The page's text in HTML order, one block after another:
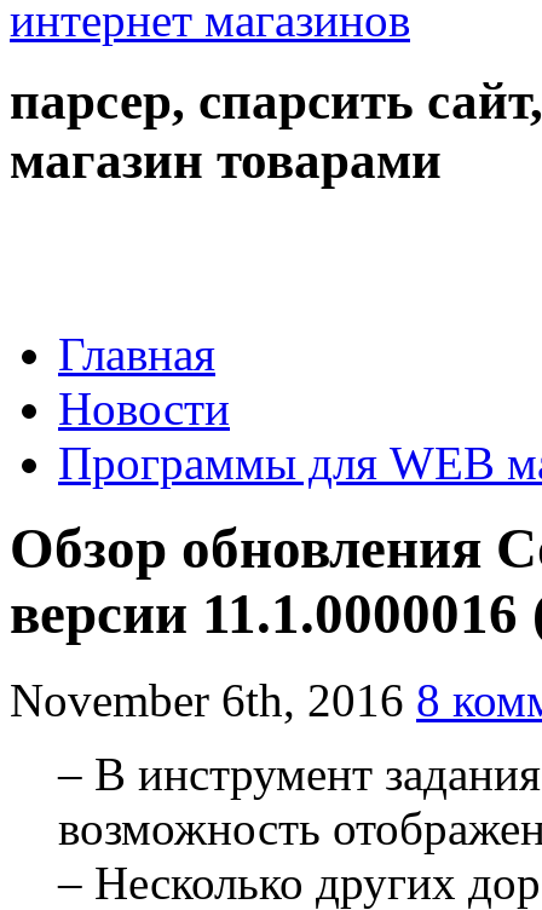
парсер, спарсить
магазин товарами
Главная
Новости
Программы для WEB
Обзор обновления
версии 11.1.0000016
November 6th, 2016 8
– В инструмент
возможность
– Несколько других